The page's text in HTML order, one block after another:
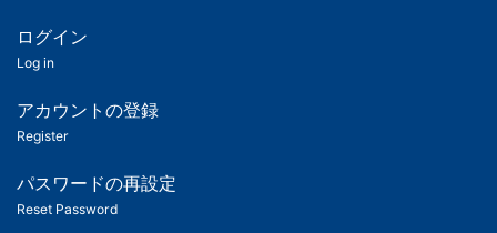
ツ
匿
名
ユ
ー
ログイン
Log in
アカウントの登録
Register
パスワードの再設定
Reset Password